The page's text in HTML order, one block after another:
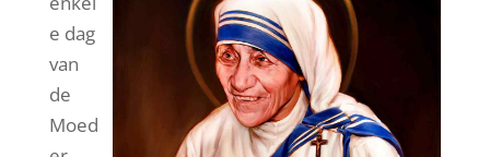
e dag
van
de
Moed